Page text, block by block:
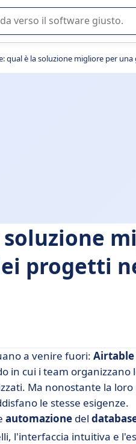
di un software SaaS per la
qual è la soluzione migliore per
progetti
a venire fuori: Airtable
in cui i team organizzano
Ma nonostante la
le stesse esigenze.
automazione del
l'interfaccia intuitiva e